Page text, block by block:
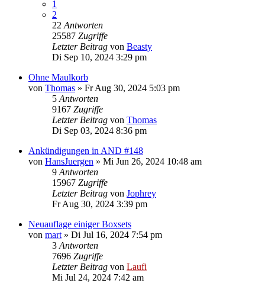
1
2
22 Antworten
25587 Zugriffe
Letzter Beitrag von Beasty
Di Sep 10, 2024 3:29 pm
Ohne Maulkorb
von Thomas » Fr Aug 30, 2024 5:03 pm
5 Antworten
9167 Zugriffe
Letzter Beitrag von Thomas
Di Sep 03, 2024 8:36 pm
Ankündigungen in AND #148
von HansJuergen » Mi Jun 26, 2024 10:48 am
9 Antworten
15967 Zugriffe
Letzter Beitrag von Jophrey
Fr Aug 30, 2024 3:39 pm
Neuauflage einiger Boxsets
von mart » Di Jul 16, 2024 7:54 pm
3 Antworten
7696 Zugriffe
Letzter Beitrag von Laufi
Mi Jul 24, 2024 7:42 am